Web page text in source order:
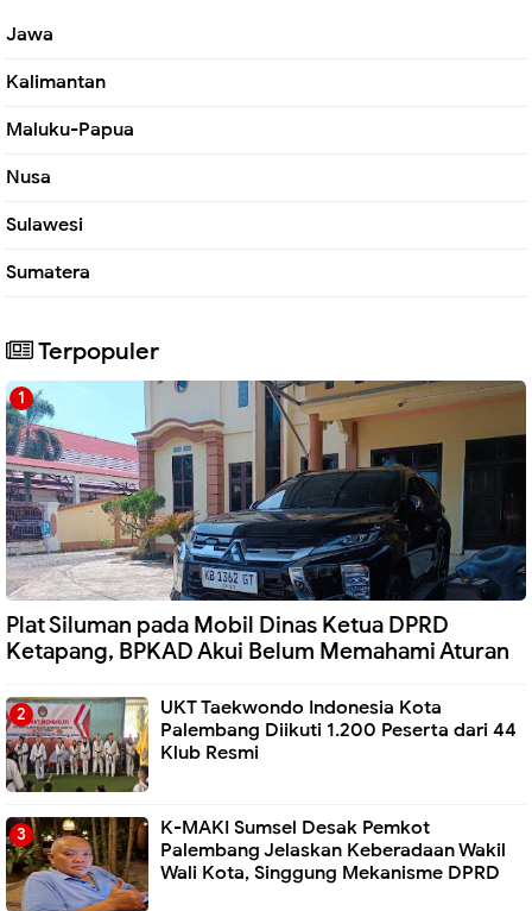
Jawa
Kalimantan
Maluku-Papua
Nusa
Sulawesi
Sumatera
Terpopuler
Plat Siluman pada Mobil Dinas Ketua DPRD
Ketapang, BPKAD Akui Belum Memahami Aturan
UKT Taekwondo Indonesia Kota
Palembang Diikuti 1.200 Peserta dari 44
Klub Resmi
K-MAKI Sumsel Desak Pemkot
Palembang Jelaskan Keberadaan Wakil
Wali Kota, Singgung Mekanisme DPRD